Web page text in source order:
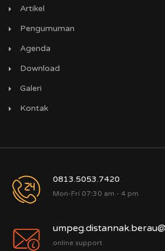
Artikel
Pengumuman
Agenda
Download
Galeri
Kontak
0813.5053.7420
Mon-Fri 07:30 am - 4 pm
online support